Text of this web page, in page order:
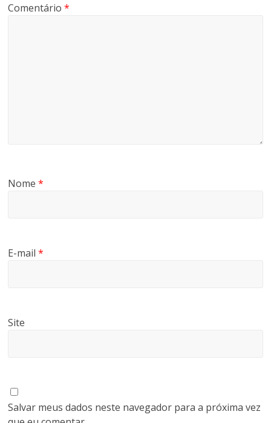
Comentário*
Nome*
E-mail*
Site
Salvar meus dados neste navegador para a próxima vez